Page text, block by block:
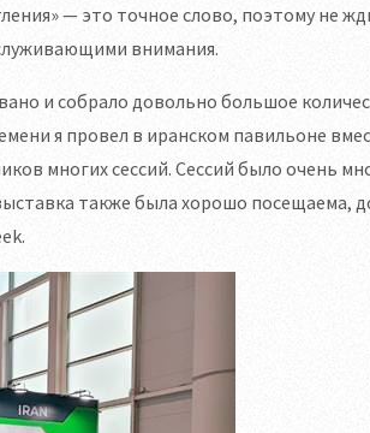
— это точное слово, поэтому не
внимания.
и собрало довольно большое
я провел в иранском павильоне
многих сессий. Сессий было очень
также была хорошо